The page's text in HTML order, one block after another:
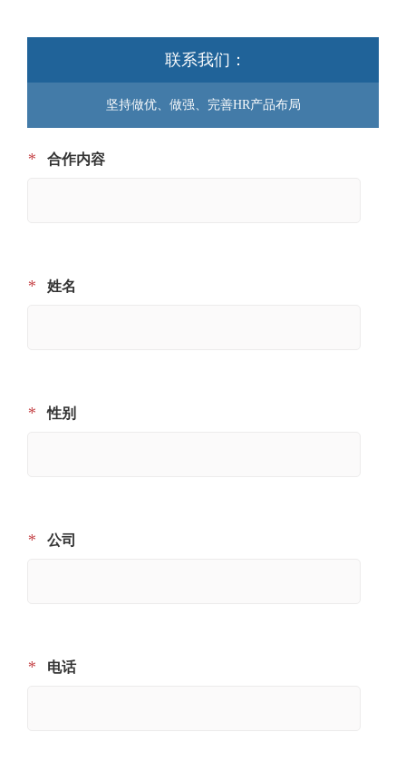
联系我们：
坚持做优、做强、完善HR产品布局
* 合作内容
* 姓名
* 性别
* 公司
* 电话